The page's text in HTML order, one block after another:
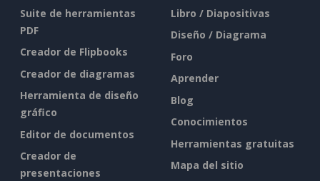
Suite de herramientas
PDF
Creador de Flipbooks
Creador de diagramas
Herramienta de diseño
gráfico
Editor de documentos
Creador de
presentaciones
Libro / Diapositivas
Diseño / Diagrama
Foro
Aprender
Blog
Conocimientos
Herramientas gratuitas
Mapa del sitio